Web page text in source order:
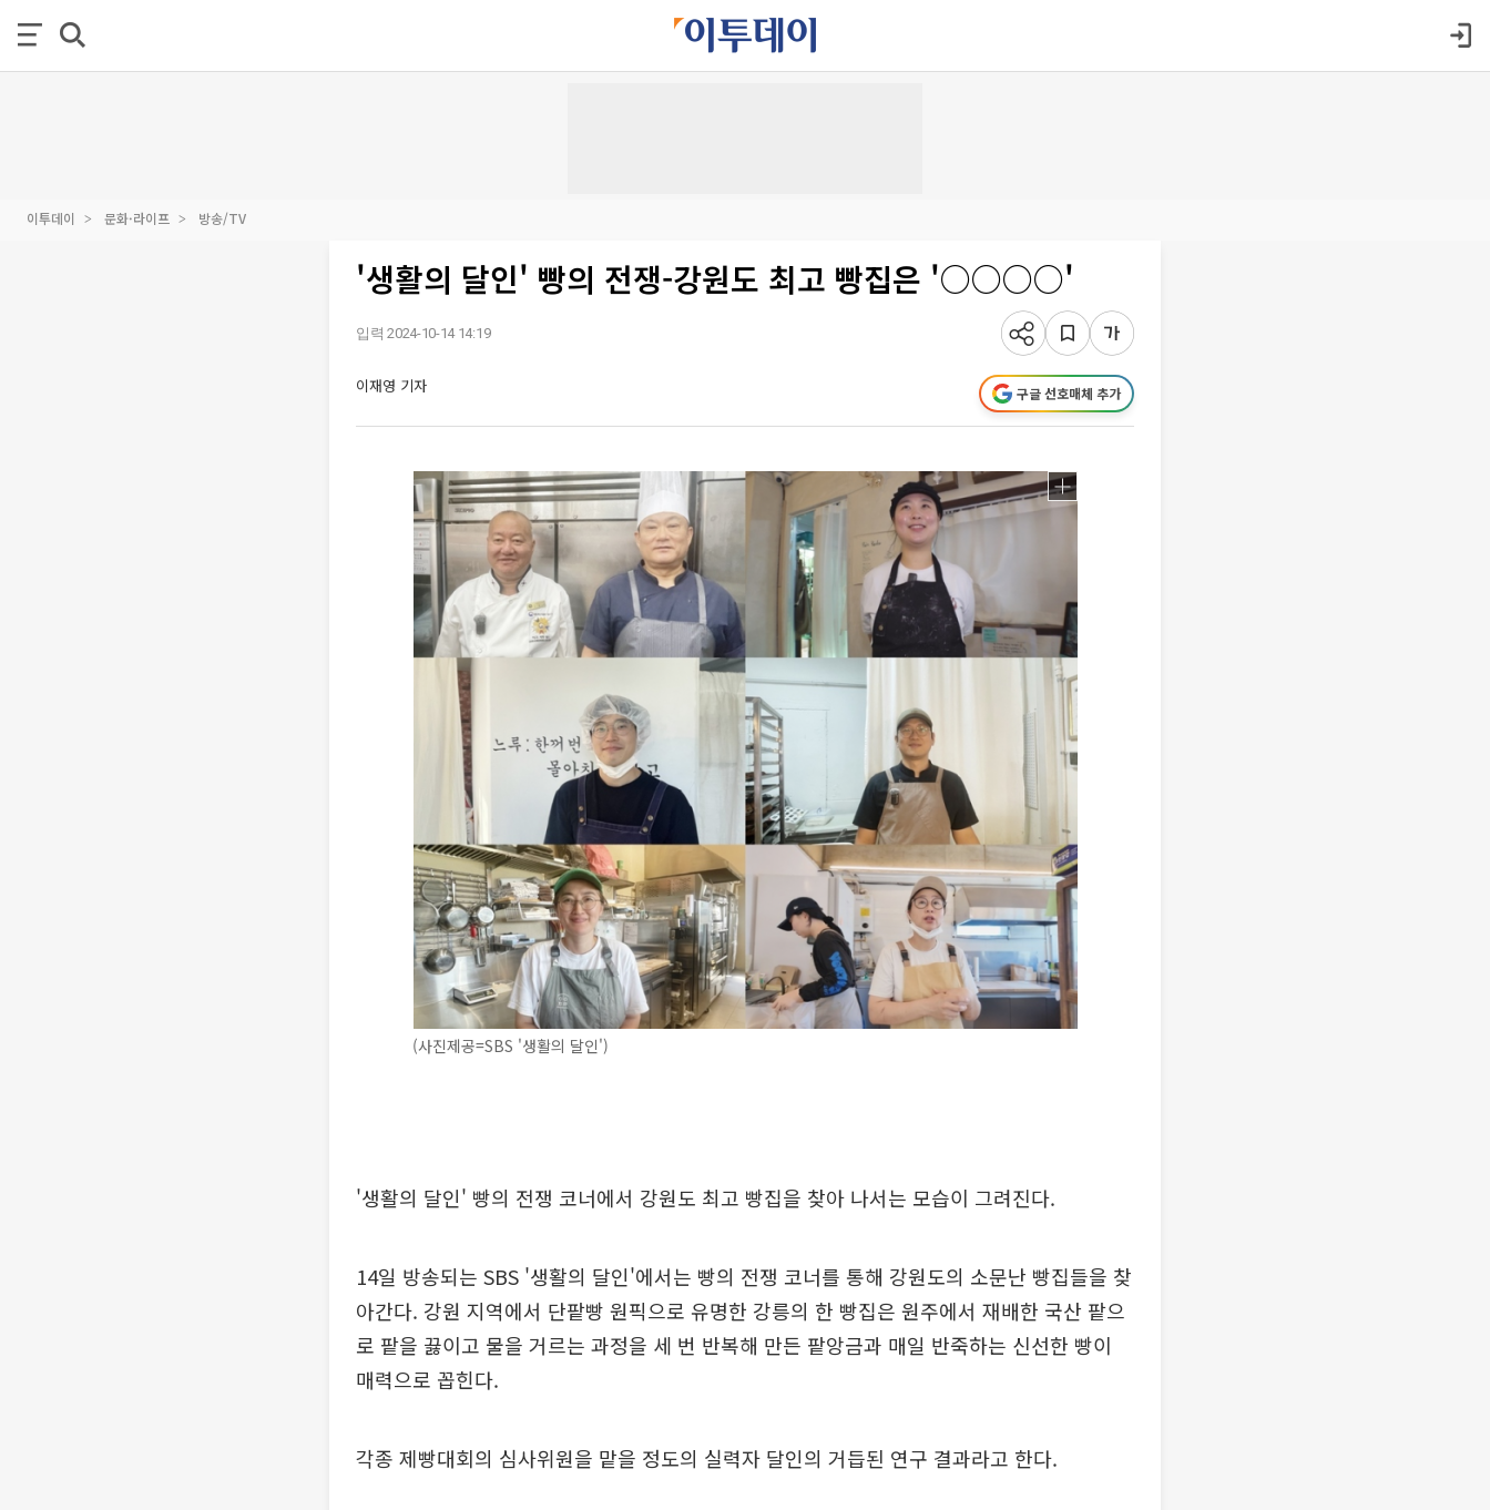
이투데이 문화·라이프 방송/TV
'생활의 달인' 빵의 전쟁-강원도 최고 빵집은 '○○○○'
입력 2024-10-14 14:19
이재영 기자 구글 선호매체 추가
(사진제공=SBS '생활의 달인')
'생활의 달인' 빵의 전쟁 코너에서 강원도 최고 빵집을 찾아 나서는 모습이 그려진다.
14일 방송되는 SBS '생활의 달인'에서는 빵의 전쟁 코너를 통해 강원도의 소문난 빵집들을 찾
아간다. 강원 지역에서 단팥빵 원픽으로 유명한 강릉의 한 빵집은 원주에서 재배한 국산 팥으
로 팥을 끓이고 물을 거르는 과정을 세 번 반복해 만든 팥앙금과 매일 반죽하는 신선한 빵이
매력으로 꼽힌다.
각종 제빵대회의 심사위원을 맡을 정도의 실력자 달인의 거듭된 연구 결과라고 한다.